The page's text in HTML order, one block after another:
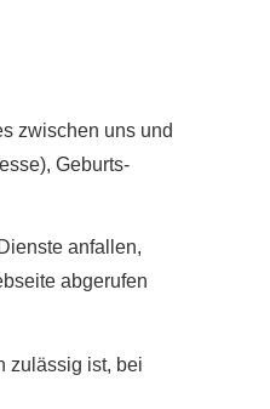
zwischen uns und
Geburts­
anfallen,
abgerufen
zulässig ist, bei